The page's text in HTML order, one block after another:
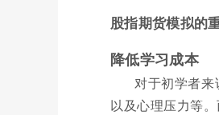
股指期货模拟的
降低学习成本
对于初学者
以及心理压力等